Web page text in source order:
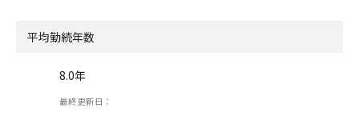
平均勤続年数
8.0年
最終更新日：